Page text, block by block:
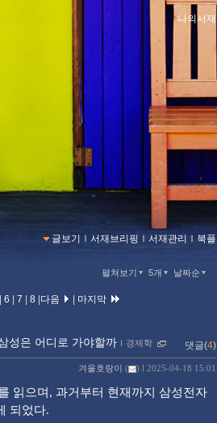
나의서재
글보기 ｌ 서재브리핑 ｌ 서재관리 ｌ 북플
펼쳐보기 5개 날짜순
6 7 8 다음 마지막
성은 어디로 가야할까 ｌ 경제학 댓글(4)
겨울호랑이 ( ) l 2025-04-18 15:01
읽으며, 과거부터 현재까지 삼성전자
되었다.